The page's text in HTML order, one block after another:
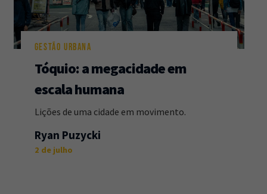
GESTÃO URBANA
Tóquio: a megacidade em
escala humana
Lições de uma cidade em movimento.
Ryan Puzycki
2 de julho